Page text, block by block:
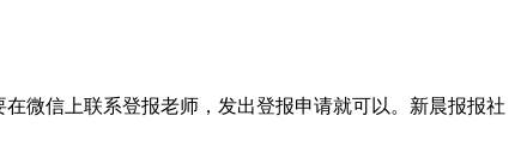
微信上联系登报老师，发出登报申请就可以。新晨报报社